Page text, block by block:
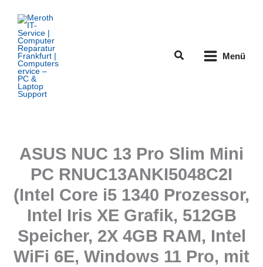
Inhalt
springen
Suchen Menü
ASUS NUC 13 Pro Slim Mini
PC RNUC13ANKI5048C2I
(Intel Core i5 1340 Prozessor,
Intel Iris XE Grafik, 512GB
Speicher, 2X 4GB RAM, Intel
WiFi 6E, Windows 11 Pro, mit